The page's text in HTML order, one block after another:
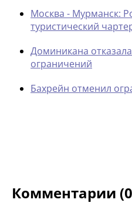
Москва - Мурманск:
туристический
Доминикана
ограничений
Бахрейн отменил
Комментарии